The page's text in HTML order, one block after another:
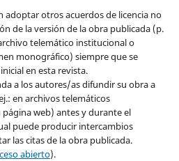
adoptar otros acuerdos de licencia no
de la versión de la obra publicada (p.
telemático institucional o
monográfico) siempre que se
en esta revista.
a los autores/as difundir su obra a
en archivos telemáticos
web) antes y durante el
puede producir intercambios
las citas de la obra publicada.
abierto).